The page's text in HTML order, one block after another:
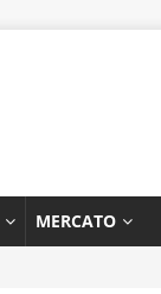
MERCATO